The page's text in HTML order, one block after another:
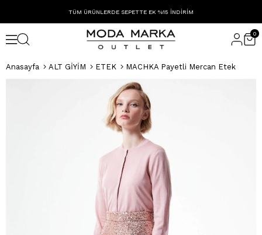
TÜM ÜRÜNLERDE SEPETTE EK %15 İNDİRİM
0
Anasayfa ALT GİYİM ETEK MACHKA Payetli Mercan Etek